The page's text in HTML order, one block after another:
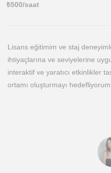
₺500/saat
Lisans eğitimim ve staj
ihtiyaçlarına ve seviyelerine
interaktif ve yaratıcı etkinlikler
ortamı oluşturmayı hedefliyorum.